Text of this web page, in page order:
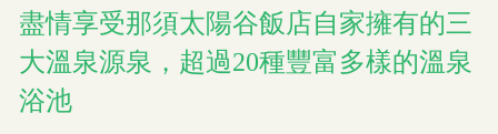
盡情享受那須太陽谷飯店自家擁有的三
大溫泉源泉，超過20種豐富多樣的溫泉
浴池